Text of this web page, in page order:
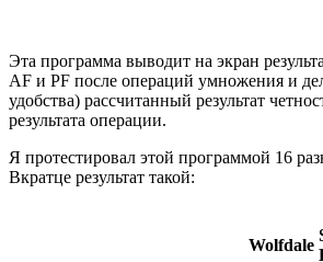
Эта программа выводит на экран
AF и PF после операций умножения и
удобства) рассчитанный результат
результата операции.
Я протестировал этой программой 16
Вкратце результат такой:
Wolfdale